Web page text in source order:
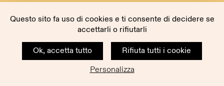
Questo sito fa uso di cookies e ti consente di decidere se
accettarli o rifiutarli
Ok, accetta tutto
Rifiuta tutti i cookie
Personalizza